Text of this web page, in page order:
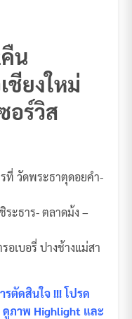
น
ชียงใหม่
อร์วิส
ที่ วัดพระธาตุดอยคำ-
ะธาร- ตลาดม้ง –
อเบอรี่ ปางช้างแม่สา
ตัดสินใจ !!! โปรด
ดูภาพ Highlight และ